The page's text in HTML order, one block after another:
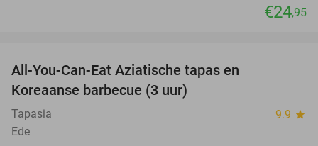
€24,95
All-You-Can-Eat Aziatische tapas en
Koreaanse barbecue (3 uur)
Tapasia 9.9 star
Ede